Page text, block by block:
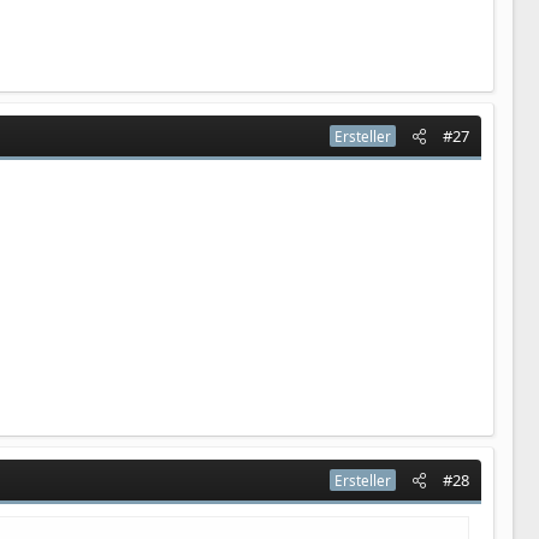
Ersteller #27
Ersteller #28